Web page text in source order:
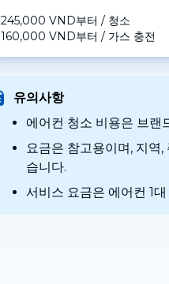
245,000 VND부터 / 청소
160,000 VND부터 / 가스 충전
유의사항
에어컨 청소 비용은 브랜
요금은 참고용이며, 지역
습니다.
서비스 요금은 에어컨 1